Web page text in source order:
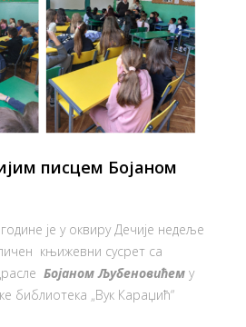
писцем Бојаном
је у оквиру Дечије недеље
књижевни сусрет са
Бојаном Љубеновићем у
библиотека „Вук Караџић“